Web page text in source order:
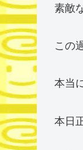
素敵
この
本当
本日